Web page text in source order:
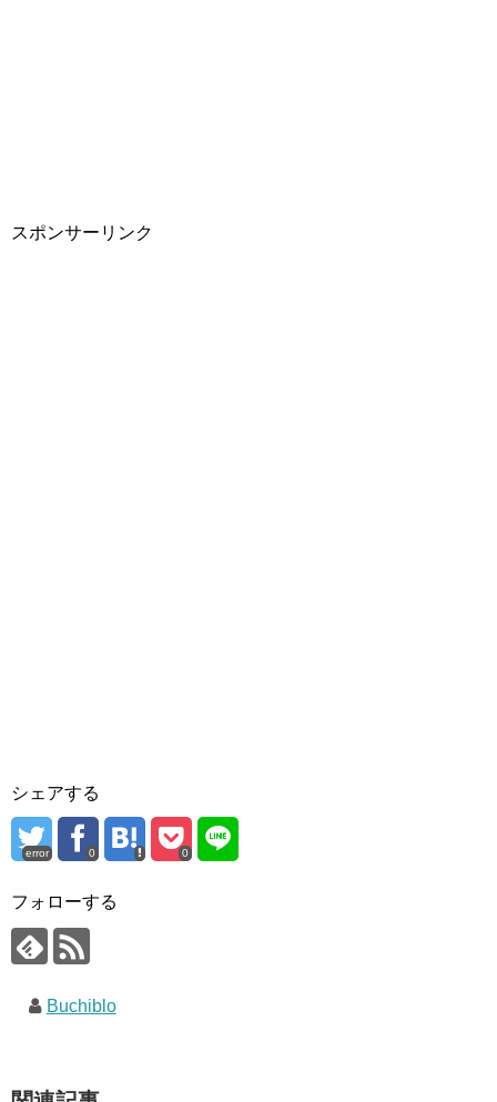
スポンサーリンク
シェアする
error 0 0
フォローする
Buchiblo